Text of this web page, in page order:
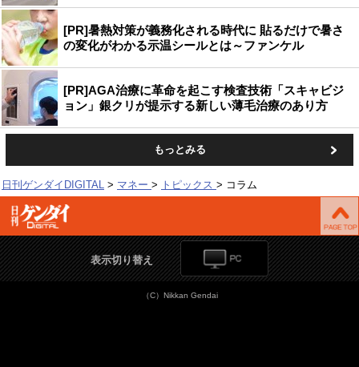
[PR]暑熱対策が義務化される時代に 貼るだけで暑さ
の変化がわかる示温シールとは～ファンケル
[PR]AGA治療に革命を起こす検査技術「スキャビジ
ョン」銀クリが提示する新しい薄毛治療のあり方
もっとみる
日刊ゲンダイDIGITAL マネー トピックス コラム
表示切り替え
（C）Nikkan Gendai